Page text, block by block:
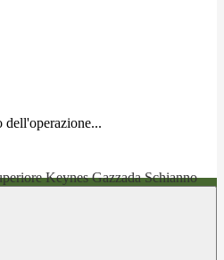
dell'operazione...